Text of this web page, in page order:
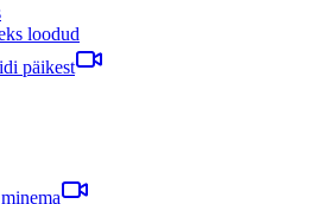
loodud
päikest